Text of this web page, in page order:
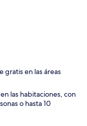
gratis en las áreas
las habitaciones, con
o hasta 10